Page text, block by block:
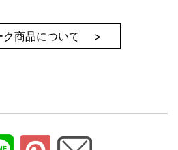
ク商品について >